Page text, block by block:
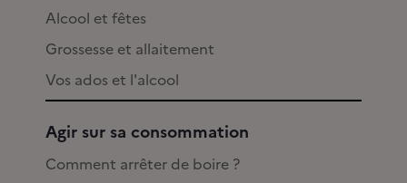
Alcool et fêtes
Grossesse et allaitement
Vos ados et l'alcool
Agir sur sa consommation
Comment arrêter de boire ?